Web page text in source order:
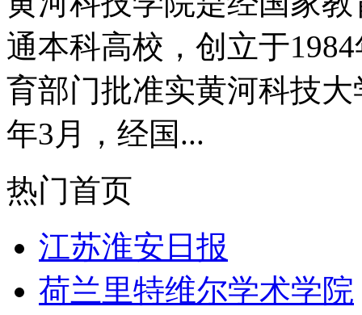
通本科高校，创立于
育部门批准实黄河科技
年3月，经国...
热门首页
江苏淮安日报
荷兰里特维尔学术学院